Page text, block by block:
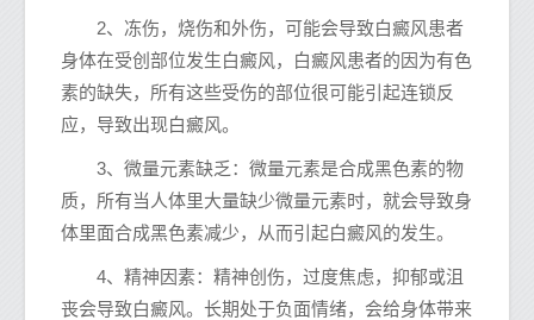
2、冻伤，烧伤和外伤，可能会导致白癜风患者
身体在受创部位发生白癜风，白癜风患者的因为有色
素的缺失，所有这些受伤的部位很可能引起连锁反
应，导致出现白癜风。
3、微量元素缺乏：微量元素是合成黑色素的物
质，所有当人体里大量缺少微量元素时，就会导致身
体里面合成黑色素减少，从而引起白癜风的发生。
4、精神因素：精神创伤，过度焦虑，抑郁或沮
丧会导致白癜风。长期处于负面情绪，会给身体带来